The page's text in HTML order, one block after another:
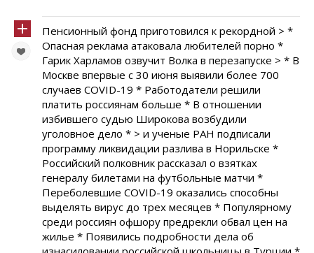
Пенсионный фонд приготовился к рекордной > *
Опасная реклама атаковала любителей порно *
Гарик Харламов озвучит Волка в перезапуске > * В
Москве впервые с 30 июня выявили более 700
случаев COVID-19 * Работодатели решили
платить россиянам больше * В отношении
избившего судью Широкова возбудили
уголовное дело * > и ученые РАН подписали
программу ликвидации разлива в Норильске *
Российский полковник рассказал о взятках
генералу билетами на футбольные матчи *
Переболевшие COVID-19 оказались способны
выделять вирус до трех месяцев * Популярному
среди россиян офшору предрекли обвал цен на
жилье * Появились подробности дела об